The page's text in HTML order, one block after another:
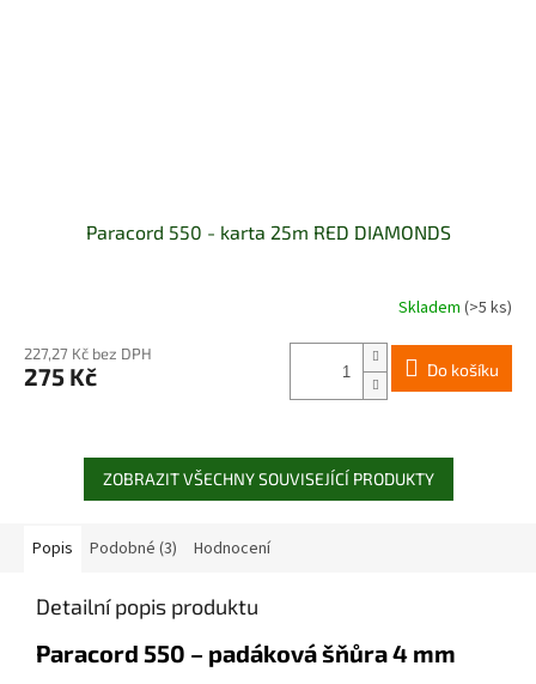
Paracord 550 - karta 25m RED DIAMONDS
produktu
je
Skladem(>5 ks)
227,27 Kč bez DPH
275 Kč Do košíku
ZOBRAZIT VŠECHNY SOUVISEJÍCÍ PRODUKTY
Popis Podobné (3) Hodnocení
Detailní popis produktu
Paracord 550 – padáková šňůra 4 mm